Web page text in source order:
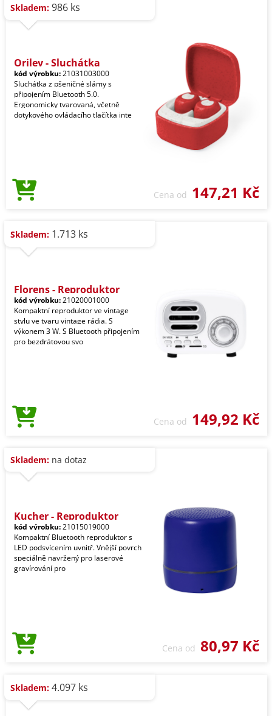
Skladem: 986 ks
Oriley - Sluchátka
kód výrobku:21031003000
Sluchátka z pšeničné slámy s
připojením Bluetooth 5.0.
Ergonomicky tvarovaná, včetně
dotykového ovládacího tlačítka inte
Cena od 147,21 Kč
Skladem: 1.713 ks
Florens - Reproduktor
kód výrobku:21020001000
Kompaktní reproduktor ve vintage
stylu ve tvaru vintage rádia. S
výkonem 3 W. S Bluetooth připojením
pro bezdrátovou svo
Cena od 149,92 Kč
Skladem: na dotaz
Kucher - Reproduktor
kód výrobku:21015019000
Kompaktní Bluetooth reproduktor s
LED podsvícením uvnitř. Vnější povrch
speciálně navržený pro laserové
gravírování pro
Cena od 80,97 Kč
Skladem: 4.097 ks